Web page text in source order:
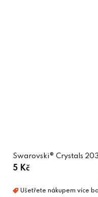
Swarovski® Crystals
5 Kč